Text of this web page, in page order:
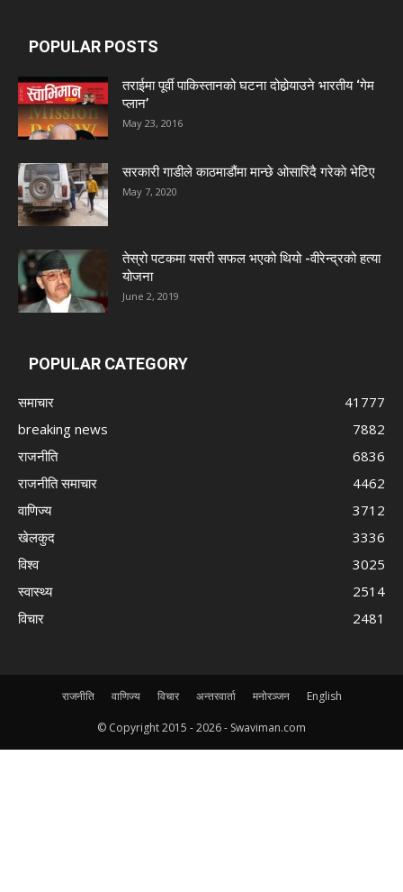
POPULAR POSTS
तराईमा पूर्वी पाकिस्तानको घटना दोहोर्‍याउने भारतीय ‘गेम
प्लान’
May 23, 2016
सरकारी गाडीले काठमाडौंमा मान्छे ओसारिदै गरेकाे भेटिए
May 7, 2020
तेस्रो पटकमा यसरी सफल भएको थियो -वीरेन्द्रको हत्या
योजना
June 2, 2019
POPULAR CATEGORY
समाचार
41777
breaking news
7882
राजनीति
6836
राजनीति समाचार
4462
वाणिज्य
3712
खेलकुद
3336
विश्व
3025
स्वास्थ्य
2514
विचार
2481
राजनीति वाणिज्य विचार अन्तरवार्ता मनोरञ्जन English
© Copyright 2015 -2026 - Swaviman.com